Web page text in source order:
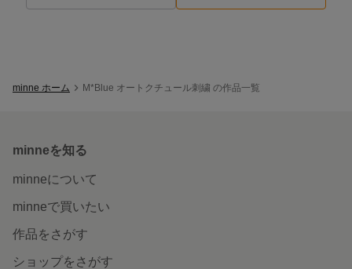
minne ホーム M*Blue オートクチュール刺繍 の作品一覧
minneを知る
minneについて
minneで買いたい
作品をさがす
ショップをさがす